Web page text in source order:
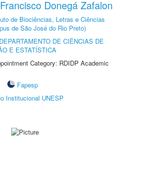
Donegá Zafalon
de Biociências, Letras e Ciências
de São José do Rio Preto)
DEPARTAMENTO DE CIÊNCIAS DE
E ESTATÍSTICA
Category: RDIDP Academic
Fapesp
Institucional UNESP